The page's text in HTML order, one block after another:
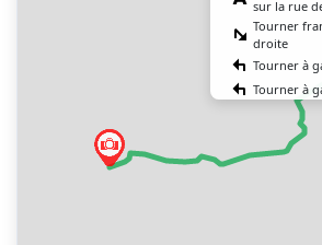
sur la rue
Tourner
droite
Tourner à
Tourner à
Tourner à
Tourner
droite